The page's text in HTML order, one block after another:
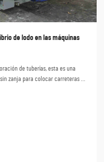
de lodo en las máquinas
de tuberías, esta es una
zanja para colocar carreteras o
perforación de tuberías...